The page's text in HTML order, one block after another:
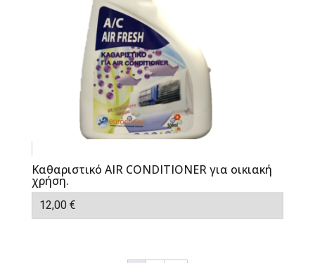
Καθαριστικό AIR CONDITIONER για οικιακή
χρήση.
12,00 €